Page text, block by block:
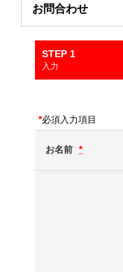
お問合わせ
STEP 1
入力
*必須入力項目
お名前 *